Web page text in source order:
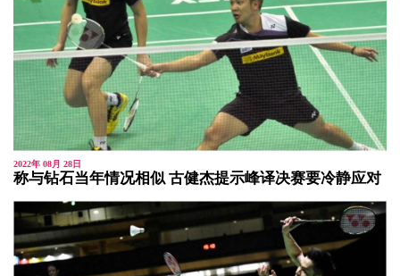
2022年 08月 28日
称与钻石当年情况相似 古健杰提示峰译决赛要冷静应对